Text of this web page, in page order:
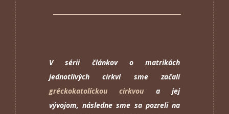
V sérii článkov o matrikách
jednotlivých cirkví sme začali
gréckokatolíckou cirkvou a jej
vývojom, následne sme sa pozreli na